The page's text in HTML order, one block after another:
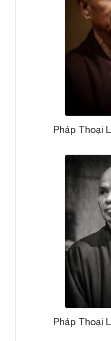
Pháp Thoại
Pháp Thoại